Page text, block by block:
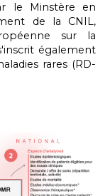
le Minstère en
de la CNIL,
sur la
également
rares (RD-